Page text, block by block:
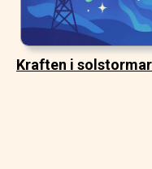
Kraften i solstormar